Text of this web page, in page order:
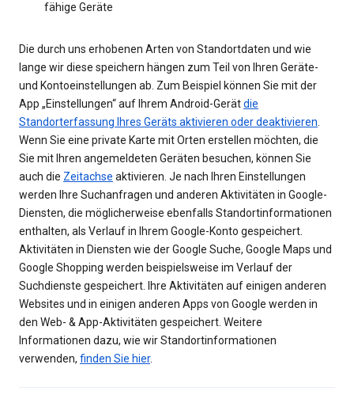
fähige Geräte
Die durch uns erhobenen Arten von Standortdaten und wie
lange wir diese speichern hängen zum Teil von Ihren Geräte-
und Kontoeinstellungen ab. Zum Beispiel können Sie mit der
App „Einstellungen“ auf Ihrem Android-Gerätdie
Standorterfassung Ihres Geräts aktivieren oder deaktivieren
Wenn Sie eine private Karte mit Orten erstellen möchten, die
Sie mit Ihren angemeldeten Geräten besuchen, können Sie
auch die Zeitachse aktivieren. Je nach Ihren Einstellungen
werden Ihre Suchanfragen und anderen Aktivitäten in Google-
Diensten, die möglicherweise ebenfalls Standortinformationen
enthalten, als Verlauf in Ihrem Google-Konto gespeichert.
Aktivitäten in Diensten wie der Google Suche, Google Maps und
Google Shopping werden beispielsweise im Verlauf der
Suchdienste gespeichert. Ihre Aktivitäten auf einigen anderen
Websites und in einigen anderen Apps von Google werden in
den Web- & App-Aktivitäten gespeichert. Weitere
Informationen dazu, wie wir Standortinformationen
verwenden, finden Sie hier.